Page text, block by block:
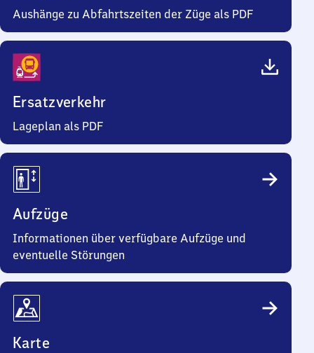
Aushänge zu Abfahrtszeiten der Züge als PDF
Ersatzverkehr
Lageplan als PDF
Aufzüge
Informationen über verfügbare Aufzüge und
eventuelle Störungen
Karte